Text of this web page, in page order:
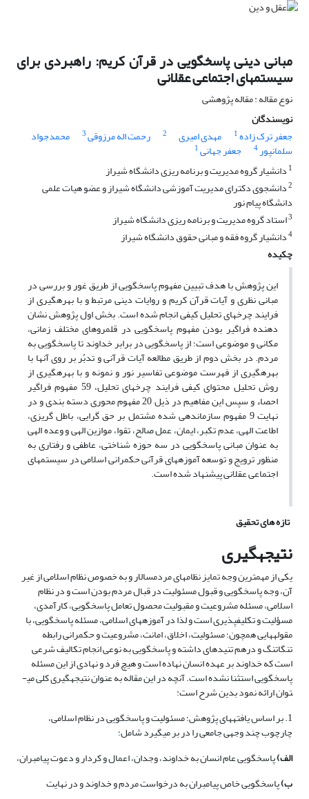
مبانی دینی پاسخگویی در قرآن کریم: راهبردی برای
سیستمهای اجتماعی عقلانی
نوع مقاله : مقاله پژوهشی
نویسندگان
جعفر ترک زاده1 مهدی امیری 2 رحمت اله مرزوقی3 محمدجواد
سلمانپور4 جعفر جهانی1
1 دانشیار گروه مدیریت و برنامه ریزی دانشگاه شیراز
2دانشجوی دکترای مدیریت آموزشی دانشگاه شیراز و عضو هیات علمی
دانشگاه پیام نور
3استاد گروه مدیریت و برنامه ریزی دانشگاه شیراز
4دانشیار گروه فقه و مبانی حقوق دانشگاه شیراز
چکیده
این پژوهش با هدف تبیین مفهوم پاسخگویی از طریق غور و بررسی در
مبانی نظری و آیات قرآن کریم و روایات دینی مرتبط و با بهره­گیری از
فرایند چرخه­ای تحلیل کیفی انجام شده است. بخش اول پژوهش نشان
دهنده فراگیر بودن مفهوم پاسخگویی در قلمروهای مختلف زمانی،
مکانی و موضوعی است؛ از پاسخگویی در برابر خداوند تا پاسخگویی به
مردم. در بخش دوم از طریق مطالعه آیات قرآنی و تدبُر بر روی آنها با
بهره­گیری از فهرست موضوعی تفاسیر نور و نمونه و با بهره­گیری از
روش تحلیل محتوای کیفی فرایند چرخه­ای تحلیل، 59 مفهوم فراگیر
احصاء و سپس این مفاهیم در ذیل 20 مفهوم محوری دسته بندی و در
نهایت 9 مفهوم سازماندهی شده مشتمل بر حق گرایی، باطل گریزی،
اطاعت الهی، عدم تکبر، ایمان، عمل صالح، تقوا، موازین الهی و وعده الهی
به عنوان مبانی پاسخگویی در سه حوزه شناختی، عاطفی و رفتاری به
منظور ترویج و توسعه آموزه­های قرآنی حکمرانی اسلامی در سیستم­های
اجتماعی عقلانی پیشنهاد شده است.
تازه های تحقیق
نتیجه­گیری
یکی از مهم­ترین وجه تمایز نظام­های مردم­سالار و به خصوص نظام اسلامی از غیر
آن، وجه پاسخگویی و قبول مسئولیت در قبال مردم بودن است و در نظام
اسلامی، مسئله مشروعیت و مقبولیت محصول تعامل پاسخگویی، کارآمدی،
مسؤلیت و تکلیف­پذیری است و لذا در آموزه­های اسلامی، مسئله پاسخگویی، با
مقوله­هایی همچون؛ مسئولیت، اخلاق، امانت، مشروعیت و حکمرانی رابطه
تنگاتنگ و درهم تنیده­ای داشته و پاسخگویی به نوعی انجام تکالیف شرعی
است که خداوند بر عهده انسان نهاده است و هیچ فرد و نهادی از این مسئله
پاسخگویی استثنا نشده است. آنچه در این مقاله به عنوان نتیجه­گیری کلی می­
توان ارائه نمود بدین شرح است:
1. بر اساس یافته­های پژوهش؛ مسئولیت و پاسخگویی در نظام اسلامی،
چارچوب چند وجهی جامعی را در بر می­گیرد شامل؛
الف)پاسخگویی عام انسان به خداوند، وجدان، اعمال و کردار و دعوت پیامبران،
ب)پاسخگویی خاص پیامبران به درخواست مردم و خداوند و در نهایت